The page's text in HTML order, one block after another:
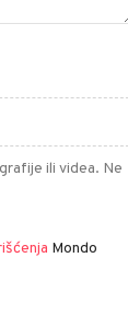
ili videa. Ne
Mondo